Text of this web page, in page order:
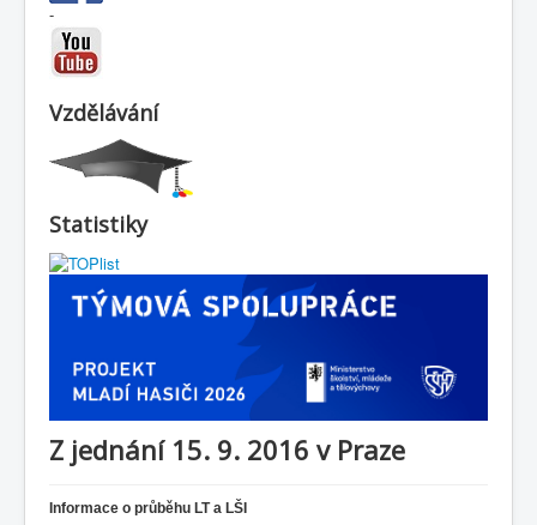
-
Vzdělávání
Statistiky
Z jednání 15. 9. 2016 v Praze
Informace o průběhu LT a LŠI